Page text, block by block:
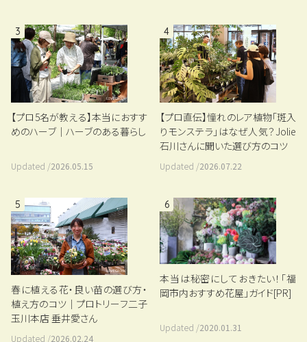
3
【プロ5名が教える】本当におすす
めのハーブ｜ハーブのある暮らし
Updated /2026.05.15
4
【プロ直伝】憧れのレア植物「斑入
りモンステラ」はなぜ人気？Jolie
石川さんに聞いた選び方のコツ
Updated /2026.07.22
5
春に植える花・良い苗の選び方・
植え方のコツ｜プロトリーフ二子
玉川本店 垂井愛さん
Updated /2026.02.24
6
本当は秘密にしておきたい！「福
岡市内おすすめ花屋」ガイド[PR]
Updated /2020.01.31